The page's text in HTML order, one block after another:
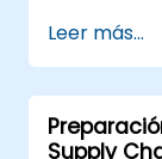
Leer más...
Supply